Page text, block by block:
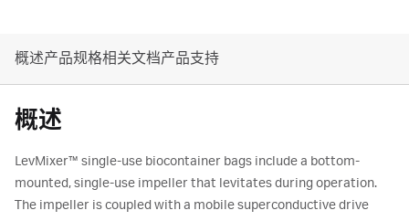
概述产品规格相关文档产品支持
概述
LevMixer™ single-use biocontainer bags include a bottom-
mounted, single-use impeller that levitates during operation.
The impeller is coupled with a mobile superconductive drive